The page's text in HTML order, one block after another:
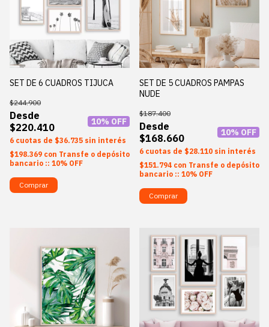
SET DE 6 CUADROS TIJUCA
$220.410
$244.900
10% OFF
6 $36.735 sin interés
$198.369 con Transfe o depósito
bancario :: 10% OFF
Comprar
SET DE 5 CUADROS PAMPAS
NUDE
$168.660
$187.400
10% OFF
6 $28.110 sin interés
$151.794 con Transfe o depósito
bancario :: 10% OFF
Comprar